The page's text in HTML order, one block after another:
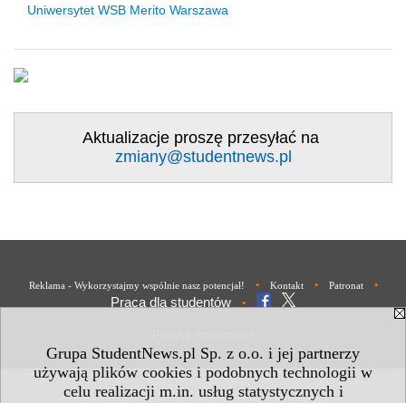
Grupa StudentNews.pl Sp. z o.o. i jej partnerzy
używają plików cookies i podobnych technologii w
celu realizacji m.in. usług statystycznych i
Uniwersytet WSB Merito Warszawa
Aktualizacje proszę przesyłać na
zmiany@studentnews.pl
Reklama - Wykorzystajmy wspólnie nasz potencjał! • Kontakt • Patronat •
Praca dla studentów •